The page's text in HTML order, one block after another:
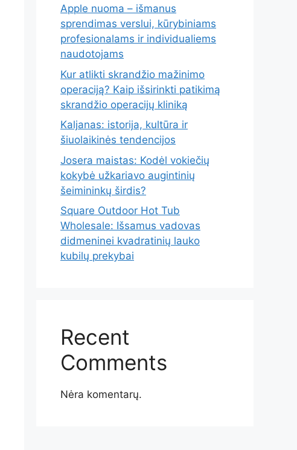
Apple nuoma – išmanus
sprendimas verslui, kūrybiniams
profesionalams ir individualiems
naudotojams
Kur atlikti skrandžio mažinimo
operaciją? Kaip išsirinkti patikimą
skrandžio operacijų kliniką
Kaljanas: istorija, kultūra ir
šiuolaikinės tendencijos
Josera maistas: Kodėl vokiečių
kokybė užkariavo augintinių
šeimininkų širdis?
Square Outdoor Hot Tub
Wholesale: Išsamus vadovas
didmeninei kvadratinių lauko
kubilų prekybai
Recent
Comments
Nėra komentarų.